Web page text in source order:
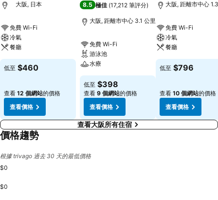
大阪, 日本
免費 Wi-Fi
冷氣
餐廳
低至 $460
查看 12 個網站的價格
查看價格
8.5 極佳 (17,212 筆評分)
大阪, 距離市中心 3.1 公里
免費 Wi-Fi
游泳池
水療
低至 $398
查看 9 個網站的價格
查看價格
大阪, 距離市中心
免費 Wi-Fi
冷氣
餐廳
低至 $796
查看 10 個網站的價格
查看價格
查看大阪所有住宿
價格趨勢
根據 trivago 過去 30 天的最低價格
$0
$0